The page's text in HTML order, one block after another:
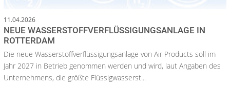
11.04.2026
NEUE WASSERSTOFFVERFLÜSSIGUNGSANLAGE IN
ROTTERDAM
Die neue Wasserstoffverflüssigungsanlage von Air Products soll im
Jahr 2027 in Betrieb genommen werden und wird, laut Angaben des
Unternehmens, die größte Flüssigwasserst...